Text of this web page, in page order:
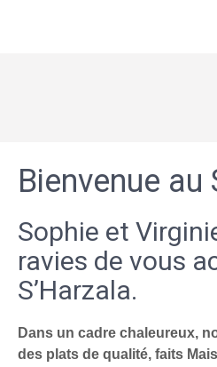
Bienvenue au
Sophie et
ravies de vous
S’Harzala.
Dans un cadre chaleureux,
des plats de qualité, faits